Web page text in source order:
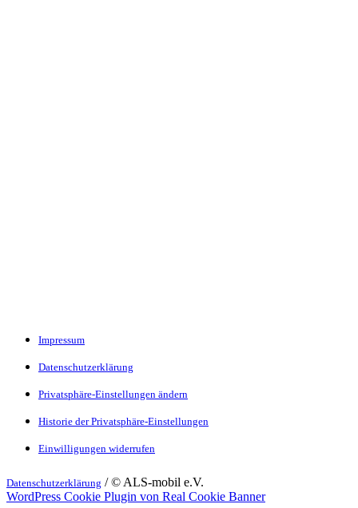
Impressum
Datenschutzerklärung
Privatsphäre-Einstellungen ändern
Historie der Privatsphäre-Einstellungen
Einwilligungen widerrufen
Datenschutzerklärung / © ALS-mobil e.V.
WordPress Cookie Plugin von Real Cookie Banner